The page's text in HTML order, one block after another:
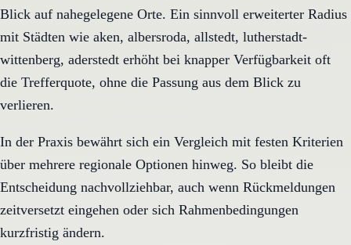
Blick auf nahegelegene Orte. Ein sinnvoll erweiterter Radius
mit Städten wie aken, albersroda, allstedt, lutherstadt-
wittenberg, aderstedt erhöht bei knapper Verfügbarkeit oft
die Trefferquote, ohne die Passung aus dem Blick zu
verlieren.
In der Praxis bewährt sich ein Vergleich mit festen Kriterien
über mehrere regionale Optionen hinweg. So bleibt die
Entscheidung nachvollziehbar, auch wenn Rückmeldungen
zeitversetzt eingehen oder sich Rahmenbedingungen
kurzfristig ändern.